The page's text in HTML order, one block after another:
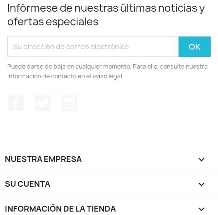
Infórmese de nuestras últimas noticias y
ofertas especiales
Puede darse de baja en cualquier momento. Para ello, consulte nuestra
información de contacto en el aviso legal.
NUESTRA EMPRESA 
SU CUENTA 
INFORMACIÓN DE LA TIENDA keyboard_arrow_down